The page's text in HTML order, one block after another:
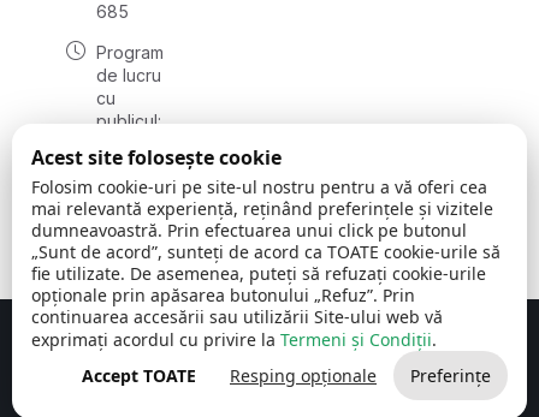
685
Program
de lucru
cu
publicul:
08:00 -
16:30
, vineri:
08:00 -
14:00
Comuna Cerchezu © 2026Toate drepturile rezervate
Concept realizat de Big Media Relații Publice SRL
Acest site folosește cookie
Folosim cookie-uri pe site-ul nostru pentru a vă oferi cea
mai relevantă experiență, reținând preferințele și vizitele
dumneavoastră. Prin efectuarea unui click pe butonul
„Sunt de acord”, sunteți de acord ca TOATE cookie-urile să
fie utilizate. De asemenea, puteți să refuzați cookie-urile
opționale prin apăsarea butonului „Refuz”. Prin
continuarea accesării sau utilizării Site-ului web vă
exprimați acordul cu privire la Termeni și Condiții.
Accept TOATE
Resping opționale Preferințe